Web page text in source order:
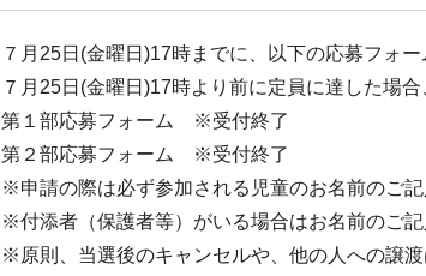
７月25日(金曜日)17時までに、以下の応募フォ
７月25日(金曜日)17時より前に定員に達した場
第１部応募フォーム ※受付終了
第２部応募フォーム ※受付終了
※申請の際は必ず参加される児童のお名前のご記
※付添者（保護者等）がいる場合はお名前のご記
※原則、当選後のキャンセルや、他の人への譲